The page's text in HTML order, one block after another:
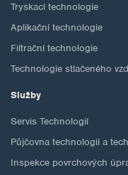
Tryskací technologie
Aplikační technologie
Filtrační technologie
Technologie stlačeného
Služby
Servis Technologií
Půjčovna technologií a
Inspekce povrchových